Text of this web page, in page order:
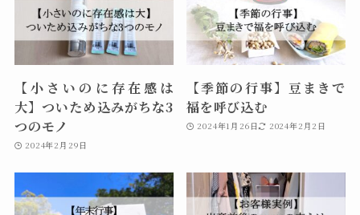
【小さいのに存在感は
大】ついため込みがちな3
つのモノ
2024年2月29日
【季節の行事】豆まきで
福を呼び込む
2024年1月26日 2024年2月2日